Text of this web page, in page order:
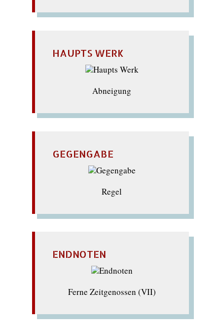
HAUPTS WERK
Abneigung
GEGENGABE
Regel
ENDNOTEN
Ferne Zeitgenossen (VII)